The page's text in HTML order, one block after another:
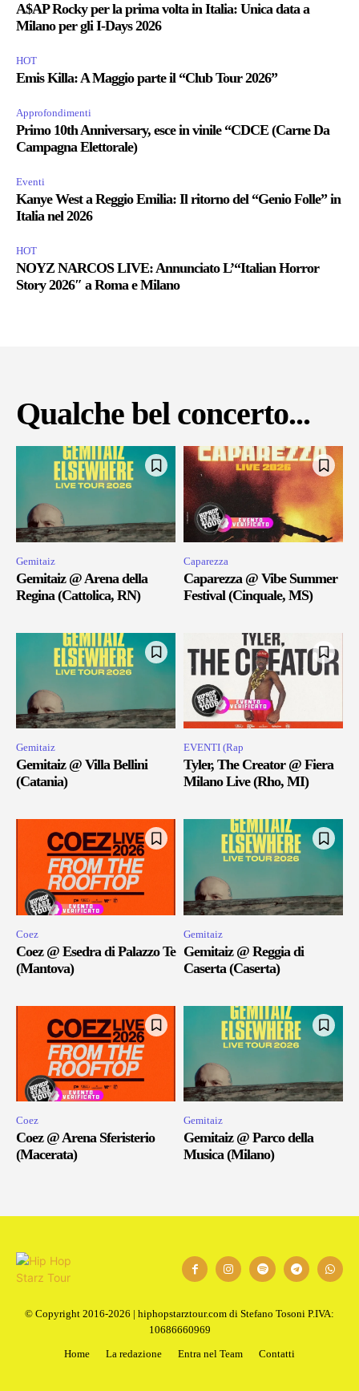
A$AP Rocky per la prima volta in Italia: Unica data a
Milano per gli I-Days 2026
HOT
Emis Killa: A Maggio parte il “Club Tour 2026”
Approfondimenti
Primo 10th Anniversary, esce in vinile “CDCE (Carne Da
Campagna Elettorale)
Eventi
Kanye West a Reggio Emilia: Il ritorno del “Genio Folle” in
Italia nel 2026
HOT
NOYZ NARCOS LIVE: Annunciato L’“Italian Horror
Story 2026″ a Roma e Milano
Qualche bel concerto...
Gemitaiz
Gemitaiz @ Arena della
Regina (Cattolica, RN)
Caparezza
Caparezza @ Vibe Summer
Festival (Cinquale, MS)
Gemitaiz
Gemitaiz @ Villa Bellini
(Catania)
EVENTI (Rap
Tyler, The Creator @ Fiera
Milano Live (Rho, MI)
Coez
Coez @ Esedra di Palazzo Te
(Mantova)
Gemitaiz
Gemitaiz @ Reggia di
Caserta (Caserta)
Coez
Coez @ Arena Sferisterio
(Macerata)
Gemitaiz
Gemitaiz @ Parco della
Musica (Milano)
© Copyright 2016-2026 | hiphopstarztour.com di Stefano Tosoni P.IVA:
10686660969
Home
La redazione Entra nel Team Contatti